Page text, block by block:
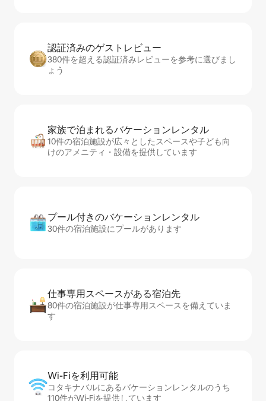
認証済みのゲ⁠ス⁠ト⁠レ⁠ビ⁠ュ⁠ー
380件を超える認証済みレビューを参考に選びまし
ょう
家族で泊まれるバ⁠ケ⁠ー⁠シ⁠ョ⁠ンレ⁠ン⁠タ⁠ル
10件の宿泊施設が広々としたスペースや子ども向
けのアメニティ・設備を提供しています
プール付きのバ⁠ケ⁠ー⁠シ⁠ョ⁠ンレ⁠ン⁠タ⁠ル
30件の宿泊施設にプールがあります
仕事専用ス⁠ペ⁠ー⁠スがあ⁠る宿⁠泊⁠先
80件の宿泊施設が仕事専用スペースを備えていま
す
Wi-Fiを利⁠用⁠可⁠能
コタキナバルにあるバケーションレンタルのうち
110件がWi-Fiを提供しています